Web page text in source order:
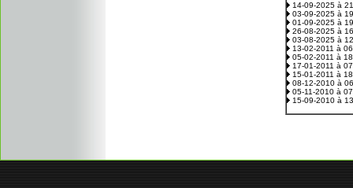
14-09-2025 à
03-09-2025 à
01-09-2025 à
26-08-2025 à
03-08-2025 à
13-02-2011 à
05-02-2011 à
17-01-2011 à
15-01-2011 à
08-12-2010 à
05-11-2010 à
15-09-2010 à